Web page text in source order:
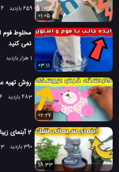
659 بازدید
4 سال پیش
01:05
مخلوط فوم
نمی کنید
1 هزار بازدید
4
03:11
روش تهیه
483 بازدید 4 سال پیش
02:27
2 آبنمای زیبای خانگی با استفاده از فوم و سیمان
390 بازدید 3 سال پیش
18:33